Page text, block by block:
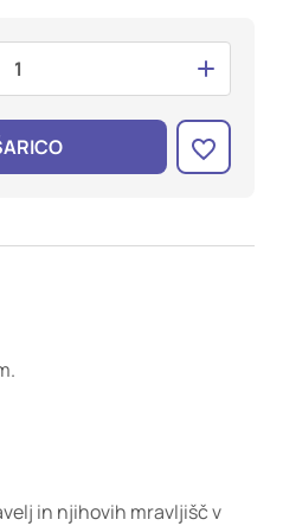
in njihovih mravljišč v
brskalnika in naprave. Če
ne boste deležni našega